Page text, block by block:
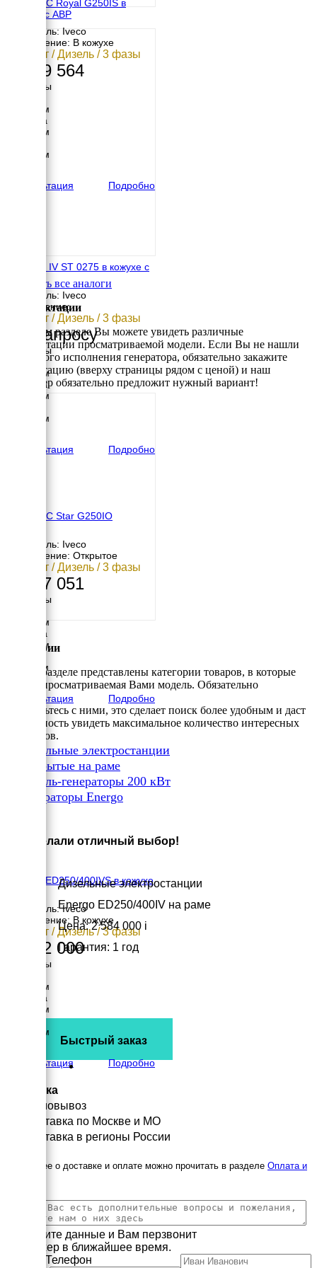
GENMAC Royal G250IS в
кожухе с АВР
Двигатель: Iveco
Исполнение: В кожухе
200 кВт / Дизель / 3 фазы
7 279 564
Размеры
3600 мм
Ширина
1226 мм
2000 мм
Консультация
Подробно
EMSA E IV ST 0275 в кожухе с
Двигатель: Iveco
Исполнение:
200 кВт / Дизель / 3 фазы
По запросу
Размеры
3820 мм
Ширина
1200 мм
2156 мм
Консультация
Подробно
GENMAC Star G250IO
Двигатель: Iveco
Исполнение: Открытое
200 кВт / Дизель / 3 фазы
5 027 051
Размеры
2900 мм
Ширина
1648 мм
1190 мм
Консультация
Подробно
Смотреть все аналоги
Комплектации
В данном разделе Вы можете увидеть различные
комплектации просматриваемой модели. Если Вы не нашли
требуемого исполнения генератора, обязательно закажите
консультацию (вверху страницы рядом с ценой) и наш
менеджер обязательно предложит нужный вариант!
Energo ED250/400IVS в кожухе
Двигатель: Iveco
Исполнение: В кожухе
200 кВт / Дизель / 3 фазы
3 032 000
Размеры
3800 мм
Ширина
1400 мм
2290 мм
Консультация
Подробно
Категории
В этом разделе представлены категории товаров, в которые
входит просматриваемая Вами модель. Обязательно
ознакомьтесь с ними, это сделает поиск более удобным и даст
возможность увидеть максимальное количество интересных
вариантов.
Дизельные электростанции
Открытые на раме
Дизель-генераторы 200 кВт
Генераторы Energo
Вы сделали отличный выбор!
Дизельные электростанции
Energo ED250/400IV на раме
Цена: 2 584 000 i
Гарантия: 1 год
Быстрый заказ
Доставка
Самовывоз
Доставка по Москве и МО
Доставка в регионы России
Подробнее о доставке и оплате можно прочитать в разделе Оплата и
Заполните данные и Вам перзвонит
менеджер в ближайшее время.
Телефон